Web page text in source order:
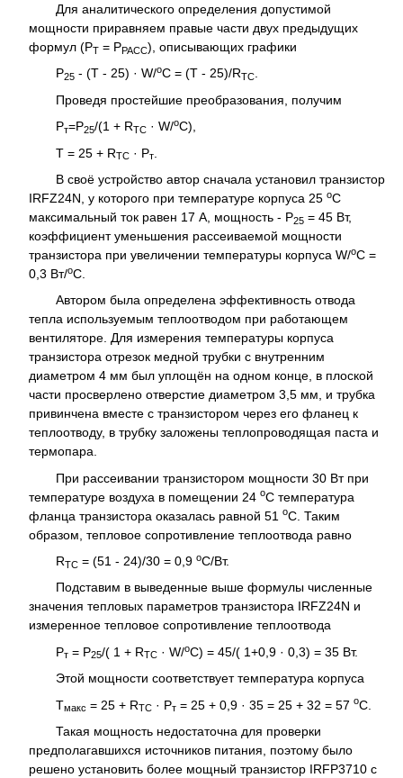
Для аналитического определения допустимой
мощности приравняем правые части двух предыдущих
формул (РТ = РРАСС), описывающих графики
Р25 - (Т - 25) · W/оC = (Т - 25)/RTC.
Проведя простейшие преобразования, получим
Рт=Р25/(1 + RTC · W/оC),
Т = 25 + RTC · Рт
В своё устройство автор сначала установил транзистор
IRFZ24N, у которого при температуре корпуса 25 оС
максимальный ток равен 17 А, мощность - Р25 = 45 Вт,
коэффициент уменьшения рассеиваемой мощности
транзистора при увеличении температуры корпуса W/оC =
0,3 Вт/оС.
Автором была определена эффективность отвода
тепла используемым теплоотводом при работающем
вентиляторе. Для измерения температуры корпуса
транзистора отрезок медной трубки с внутренним
диаметром 4 мм был уплощён на одном конце, в плоской
части просверлено отверстие диаметром 3,5 мм, и трубка
привинчена вместе с транзистором через его фланец к
теплоотводу, в трубку заложены теплопроводящая паста и
термопара.
При рассеивании транзистором мощности 30 Вт при
температуре воздуха в помещении 24 оС температура
фланца транзистора оказалась равной 51 оС. Таким
образом, тепловое сопротивление теплоотвода равно
RTC = (51 - 24)/30 = 0,9 оС/Вт.
Подставим в выведенные выше формулы численные
значения тепловых параметров транзистора IRFZ24N и
измеренное тепловое сопротивление теплоотвода
Рт = Р25/( 1 + RTC · W/оC) = 45/( 1+0,9 · 0,3) = 35 Вт.
Этой мощности соответствует температура корпуса
Тмакс = 25 + RTC · Рт = 25 + 0,9 · 35 = 25 + 32 = 57 оС.
Такая мощность недостаточна для проверки
предполагавшихся источников питания, поэтому было
решено установить более мощный транзистор IRFP3710 с